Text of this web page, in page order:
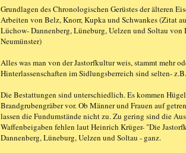
Grundlagen des Chronologischen Gerüstes der älteren
Arbeiten von Belz, Knorr, Kupka und Schwankes (Zitat
Lüchow- Dannenberg, Lüneburg, Uelzen und Soltau
Neumünster)
Alles was man von der Jastorfkultur weis, stammt mehr
Hinterlassenschaften im Sidlungsberreich sind selten-
Die Bestattungen sind unterschiedlich. Es kommen
Brandgrubengräber vor. Ob Männer und Frauen auf
lassen die Fundumstände nicht zu. Zu gering sind die
Waffenbeigaben fehlen laut Heinrich Krüger- "Die
Dannenberg, Lüneburg, Uelzen und Soltau - ganz.